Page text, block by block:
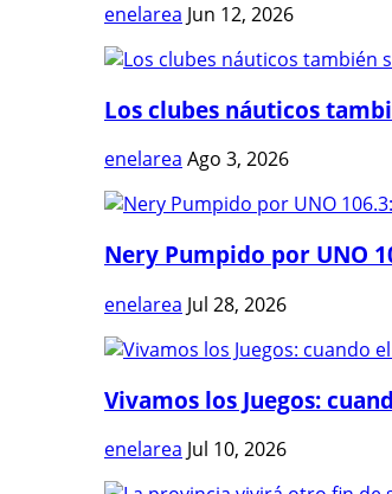
enelarea Jun 12, 2026
Los clubes náuticos
enelarea Ago 3, 2026
Nery Pumpido por UNO
enelarea Jul 28, 2026
Vivamos los Juegos:
enelarea Jul 10, 2026